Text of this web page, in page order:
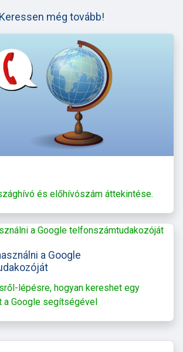
Keressen még tovább!
és előhívószám áttekintése.
a Google
lépésre, hogyan kereshet egy
a Google segítségével